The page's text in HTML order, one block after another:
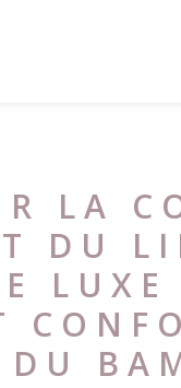
LA
DU
LUXE